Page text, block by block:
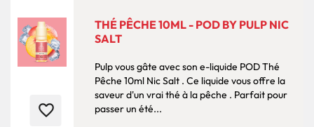
favorite_border
THÉ PÊCHE 10ML - POD BY PULP NIC
SALT
Pulp vous gâte avec son e-liquide POD Thé
Pêche 10ml Nic Salt . Ce liquide vous offre la
saveur d'un vrai thé à la pêche . Parfait pour
passer un été...